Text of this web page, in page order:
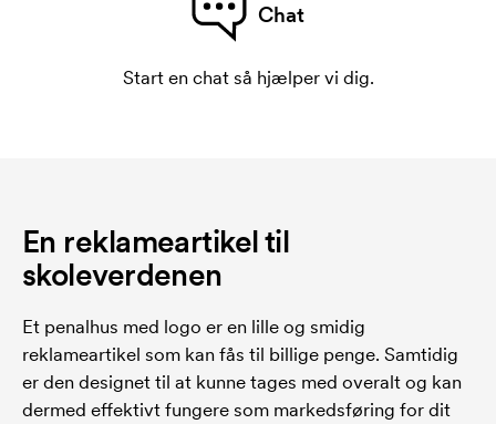
Chat
Start en chat så hjælper vi dig.
En reklameartikel til
skoleverdenen
Et penalhus med logo er en lille og smidig
reklameartikel som kan fås til billige penge. Samtidig
er den designet til at kunne tages med overalt og kan
dermed effektivt fungere som markedsføring for dit